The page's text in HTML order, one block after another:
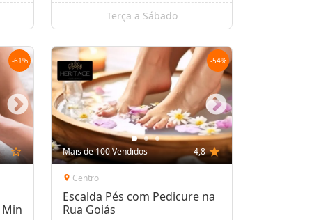
Terça a Sábado
-61%
star_outline
-54%
Mais de 100 Vendidos 4,8 star
location_on Centro
Escalda Pés com Pedicure na
Rua Goiás